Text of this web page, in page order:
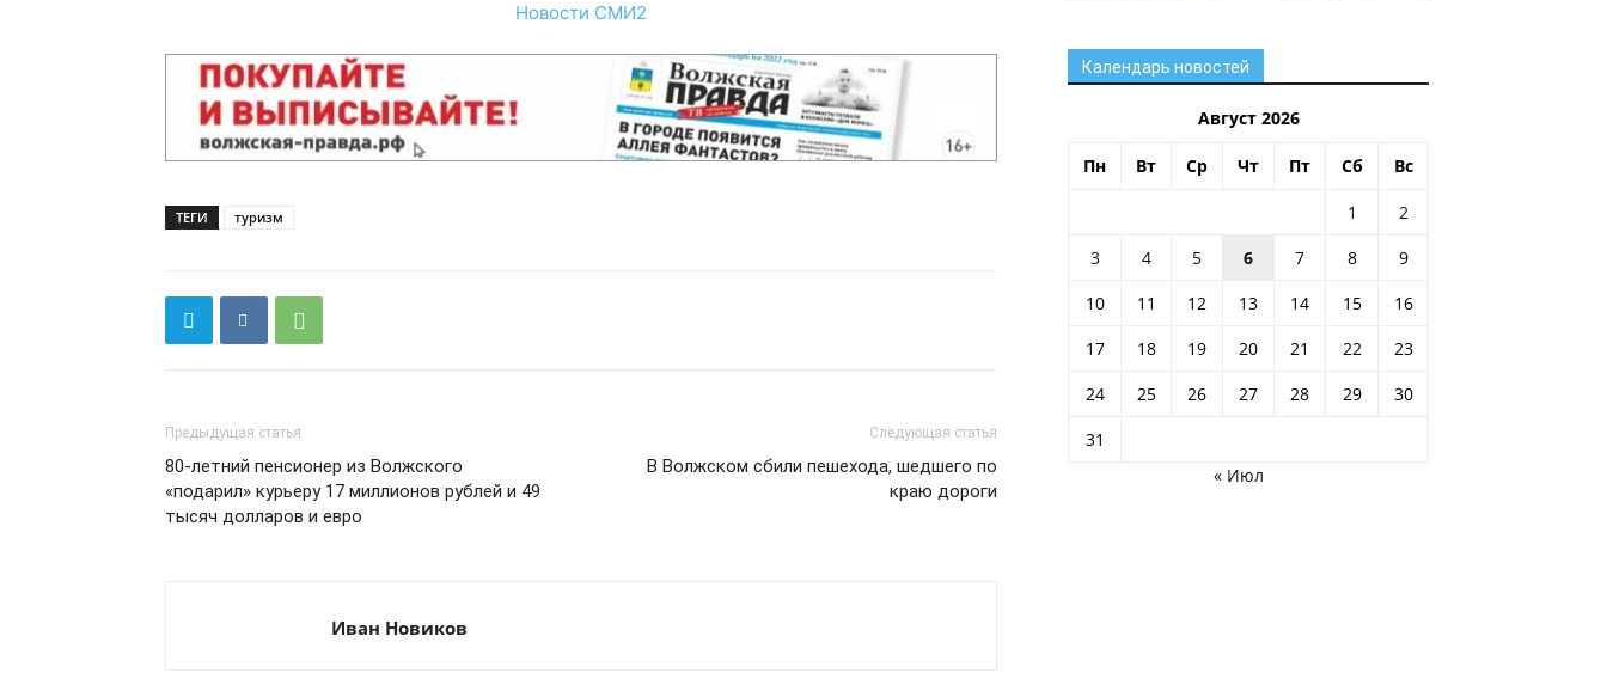
Новости СМИ2
ТЕГИ туризм
Предыдущая статья
80-летний пенсионер из Волжского
«подарил» курьеру 17 миллионов рублей и 49
тысяч долларов и евро
Следующая статья
В Волжском сбили пешехода, шедшего по
краю дороги
Иван Новиков
Календарь новостей
Август 2026
Пн Вт Ср Чт Пт Сб Вс
1
2
3
4 5 6 7 8
9
10
11 12 13 14 15
16
17
18 19 20 21 22
23
24
25 26 27 28 29
30
31
« Июл